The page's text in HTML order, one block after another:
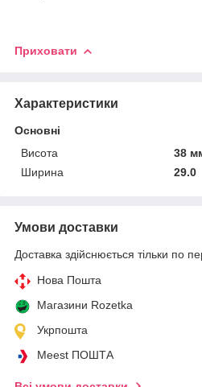
Приховати
Характеристики
Основні
Висота
38
Ширина
29.0
Умови доставки
Доставка здійснюється тільки по
Нова Пошта
Магазини Rozetka
Укрпошта
Meest ПОШТА